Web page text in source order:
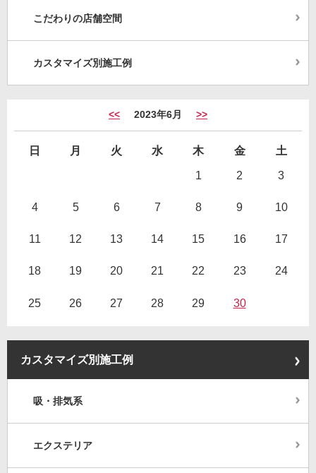
こだわりの店舗空間
カスタマイズ別施工例
<< 2023年6月 >>
日 月 火 水 木 金
土
1
2 3
4 5 6 7 8 9 10
11 12 13 14 15 16 17
18 19 20 21 22 23 24
25 26 27 28 29 30
カスタマイズ別施工例
吸・排気系
エクステリア